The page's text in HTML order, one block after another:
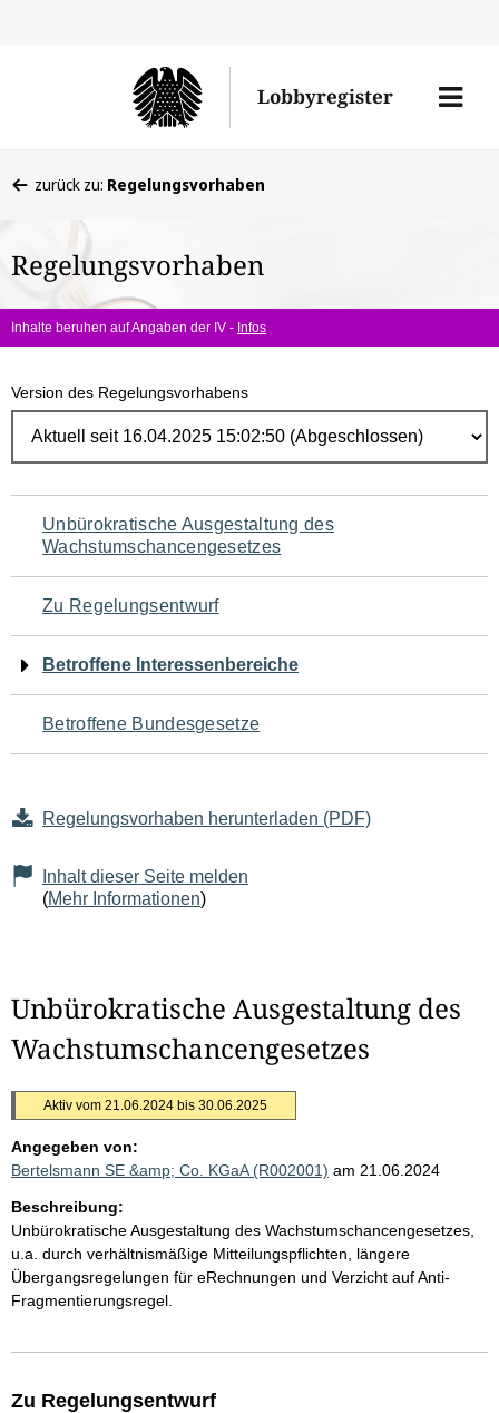
Lobbyregister
Menü
befinden
hier:
zurück zu: Regelungsvorhaben
Regelungsvorhaben
Inhalte beruhen auf Angaben der IV - Infos
Version des Regelungsvorhabens
Navigation
für
den
Seiteninhalt
Unbürokratische Ausgestaltung des
Wachstumschancengesetzes
Zu Regelungsentwurf
Betroffene Interessenbereiche
Betroffene Bundesgesetze
Regelungsvorhaben herunterladen (PDF)
Inhalt dieser Seite melden
(Mehr Informationen)
Unbürokratische Ausgestaltung des
Wachstumschancengesetzes
Aktiv vom 21.06.2024 bis 30.06.2025
Angegeben von:
Bertelsmann SE &amp; Co. KGaA (R002001) am 21.06.2024
Beschreibung:
Unbürokratische Ausgestaltung des Wachstumschancengesetzes,
u.a. durch verhältnismäßige Mitteilungspflichten, längere
Übergangsregelungen für eRechnungen und Verzicht auf Anti-
Fragmentierungsregel.
Zu Regelungsentwurf